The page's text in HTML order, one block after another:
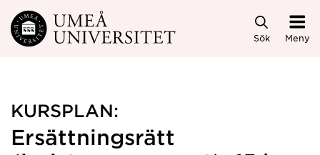
Hoppa direkt till innehållet
Sök Meny
KURSPLAN:
Ersättningsrätt